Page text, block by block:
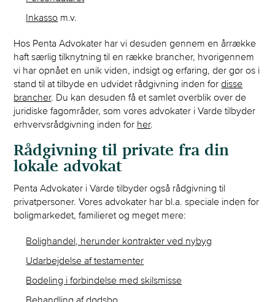
Inkasso m.v.
Hos Penta Advokater har vi desuden gennem en årrække
haft særlig tilknytning til en række brancher, hvorigennem
vi har opnået en unik viden, indsigt og erfaring, der gør os i
stand til at tilbyde en udvidet rådgivning inden fordisse
brancher. Du kan desuden få et samlet overblik over de
juridiske fagområder, som vores advokater i Varde tilbyder
erhvervsrådgivning inden for her.
Rådgivning til private fra din
lokale advokat
Penta Advokater i Varde tilbyder også rådgivning til
privatpersoner. Vores advokater har bl.a. speciale inden for
boligmarkedet, familieret og meget mere:
Bolighandel, herunder kontrakter ved nybyg
Udarbejdelse af testamenter
Bodeling i forbindelse med skilsmisse